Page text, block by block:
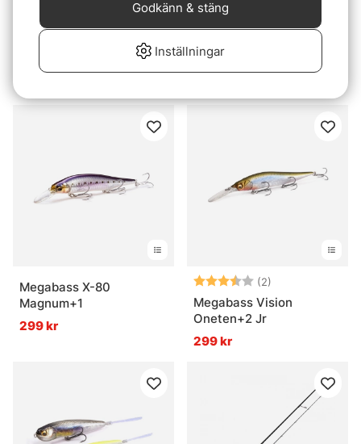
YGK Xbraid Olltlos Pe
Wx8 Zone Finesse 100M
5.0 utav 5
Karikko Knokker 8cm, 11g
Megabass X-80
Magnum+1
299 kr
Betyg: (2)
Megabass Vision
Oneten+2 Jr
299 kr
Inställningar
Godkänn & stäng